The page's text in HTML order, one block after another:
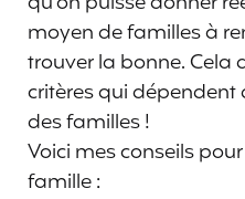
moyen de familles à
trouver la bonne. Cela
critères qui dépendent
des familles !
Voici mes conseils
famille :